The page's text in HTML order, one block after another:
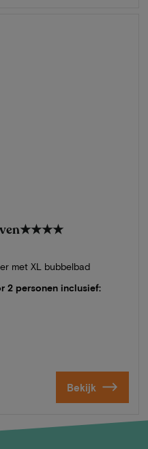
★★★★
met XL bubbelbad
2 personen inclusief:
Bekijk